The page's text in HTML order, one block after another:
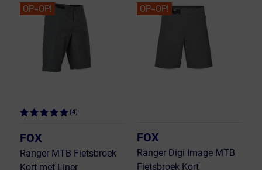
OP=OP!
(4)
FOX
Ranger MTB Fietsbroek
Kort met Liner
OP=OP!
FOX
Ranger Digi Image MTB
Fietsbroek Kort